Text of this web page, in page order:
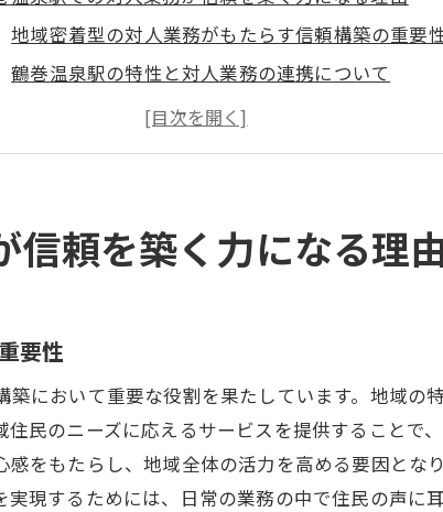
地域密着型の対人業務がもたらす信頼構築の重要
鶴巻温泉駅の特性と対人業務の連携について
お客様との距離を縮めるための対人業務スキル
信頼構築がもたらすビジネスへの影響
駅周辺環境が対人業務に与える影響
関係を築くために必要な対人業務スキルとは
適応力と柔軟性が求められる対人業務スキル
共感力を高めるための方法
鶴巻温泉駅で磨くことができるスキルセット
信頼を得るためのプロフェッショナリズムの重要
持続可能な信頼関係構築のためのスキル
信頼を築く力になる理
要性
において重要な役割を果たしています。地域の
民のニーズに応えるサービスを提供することで
をもたらし、地域全体の活力を高める要因とな
現するためには、日常の業務の中で住民の声に